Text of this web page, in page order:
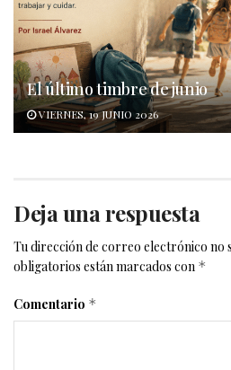
El último timbre de junio
VIERNES, 19 JUNIO 2026
Deja una respuesta
Tu dirección de correo electrónico no
obligatorios están marcados con *
Comentario *